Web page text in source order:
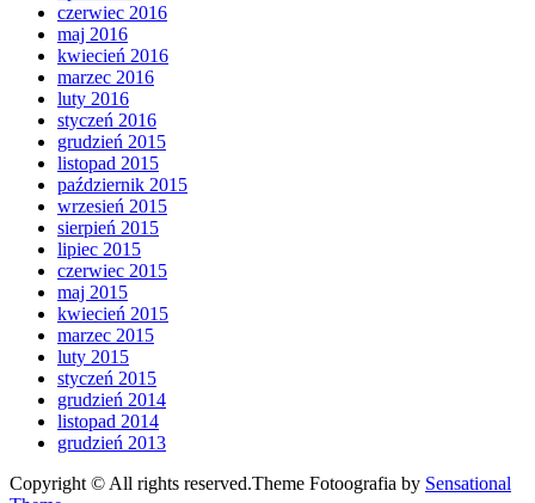
czerwiec 2016
maj 2016
kwiecień 2016
marzec 2016
luty 2016
styczeń 2016
grudzień 2015
listopad 2015
październik 2015
wrzesień 2015
sierpień 2015
lipiec 2015
czerwiec 2015
maj 2015
kwiecień 2015
marzec 2015
luty 2015
styczeń 2015
grudzień 2014
listopad 2014
grudzień 2013
Copyright © All rights reserved.Theme Fotoografia by Sensational